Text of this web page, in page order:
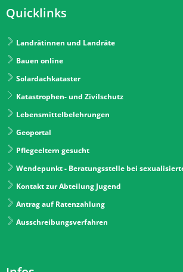
Quicklinks
Landrätinnen und Landräte
Bauen online
Solardachkataster
Katastrophen- und Zivilschutz
Lebensmittelbelehrungen
Geoportal
Pflegeeltern gesucht
Wendepunkt - Beratungsstelle bei
Kontakt zur Abteilung Jugend
Antrag auf Ratenzahlung
Ausschreibungsverfahren